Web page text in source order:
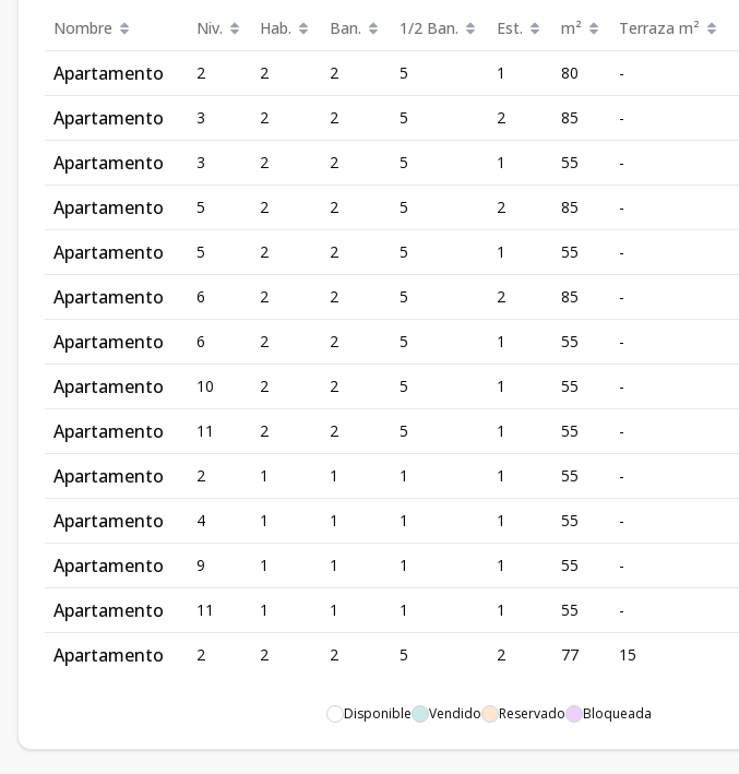
Nombre Niv. Hab. Ban. 1/2 Ban. Est. m² Terraza m²
Apartamento 2 2 2 5 1 80 -
Apartamento 3 2 2 5 2 85 -
Apartamento 3 2 2 5 1 55 -
Apartamento 5 2 2 5 2 85 -
Apartamento 5 2 2 5 1 55 -
Apartamento 6 2 2 5 2 85 -
Apartamento 6 2 2 5 1 55 -
Apartamento 10 2 2 5 1 55 -
Apartamento 11 2 2 5 1 55 -
Apartamento 2 1 1 1 1 55 -
Apartamento 4 1 1 1 1 55 -
Apartamento 9 1 1 1 1 55 -
Apartamento 11 1 1 1 1 55 -
Apartamento 2 2 2 5 2 77 15
Disponible Vendido Reservado Bloqueada